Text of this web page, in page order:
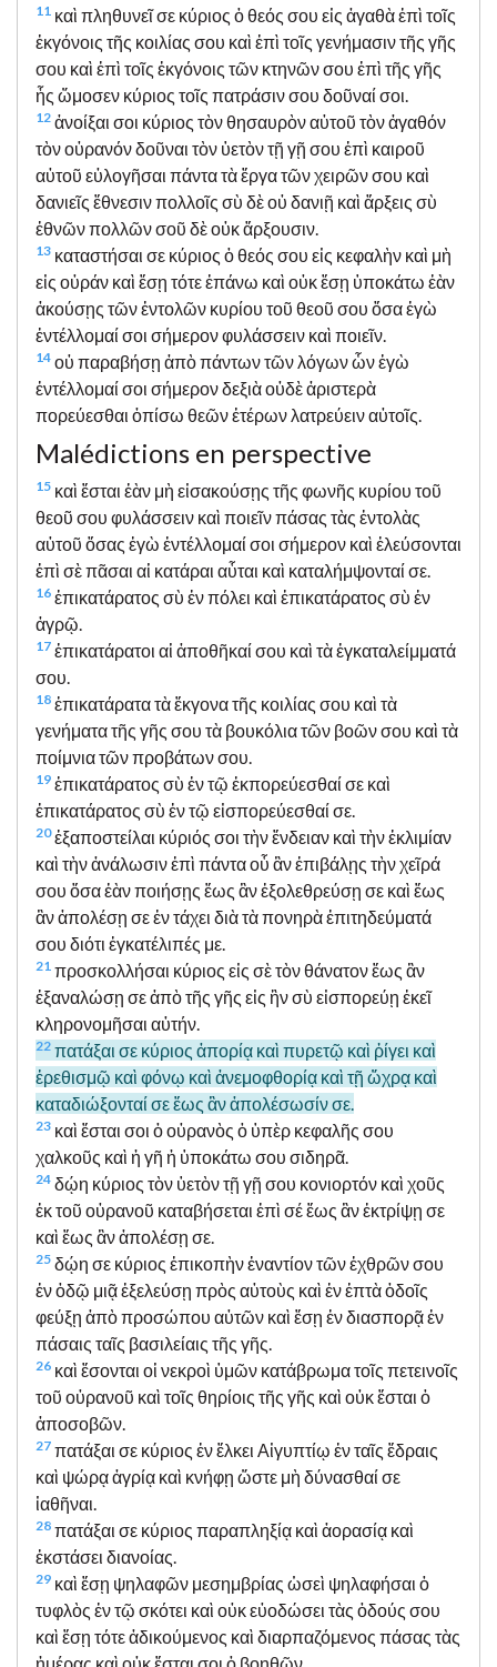
11 καὶ πληθυνεῖ σε κύριος ὁ θεός σου εἰς ἀγαθὰ ἐπὶ τοῖς
ἐκγόνοις τῆς κοιλίας σου καὶ ἐπὶ τοῖς γενήμασιν τῆς γῆς
σου καὶ ἐπὶ τοῖς ἐκγόνοις τῶν κτηνῶν σου ἐπὶ τῆς γῆς
ἧς ὤμοσεν κύριος τοῖς πατράσιν σου δοῦναί σοι.
12 ἀνοίξαι σοι κύριος τὸν θησαυρὸν αὐτοῦ τὸν ἀγαθόν
τὸν οὐρανόν δοῦναι τὸν ὑετὸν τῇ γῇ σου ἐπὶ καιροῦ
αὐτοῦ εὐλογῆσαι πάντα τὰ ἔργα τῶν χειρῶν σου καὶ
δανιεῖς ἔθνεσιν πολλοῖς σὺ δὲ οὐ δανιῇ καὶ ἄρξεις σὺ
ἐθνῶν πολλῶν σοῦ δὲ οὐκ ἄρξουσιν.
13 καταστήσαι σε κύριος ὁ θεός σου εἰς κεφαλὴν καὶ μὴ
εἰς οὐράν καὶ ἔσῃ τότε ἐπάνω καὶ οὐκ ἔσῃ ὑποκάτω ἐὰν
ἀκούσῃς τῶν ἐντολῶν κυρίου τοῦ θεοῦ σου ὅσα ἐγὼ
ἐντέλλομαί σοι σήμερον φυλάσσειν καὶ ποιεῖν.
14 οὐ παραβήσῃ ἀπὸ πάντων τῶν λόγων ὧν ἐγὼ
ἐντέλλομαί σοι σήμερον δεξιὰ οὐδὲ ἀριστερὰ
πορεύεσθαι ὀπίσω θεῶν ἑτέρων λατρεύειν αὐτοῖς.
Malédictions en perspective
15 καὶ ἔσται ἐὰν μὴ εἰσακούσῃς τῆς φωνῆς κυρίου τοῦ
θεοῦ σου φυλάσσειν καὶ ποιεῖν πάσας τὰς ἐντολὰς
αὐτοῦ ὅσας ἐγὼ ἐντέλλομαί σοι σήμερον καὶ ἐλεύσονται
ἐπὶ σὲ πᾶσαι αἱ κατάραι αὗται καὶ καταλήμψονταί σε.
16 ἐπικατάρατος σὺ ἐν πόλει καὶ ἐπικατάρατος σὺ ἐν
ἀγρῷ.
17 ἐπικατάρατοι αἱ ἀποθῆκαί σου καὶ τὰ ἐγκαταλείμματά
σου.
18 ἐπικατάρατα τὰ ἔκγονα τῆς κοιλίας σου καὶ τὰ
γενήματα τῆς γῆς σου τὰ βουκόλια τῶν βοῶν σου καὶ τὰ
ποίμνια τῶν προβάτων σου.
19 ἐπικατάρατος σὺ ἐν τῷ ἐκπορεύεσθαί σε καὶ
ἐπικατάρατος σὺ ἐν τῷ εἰσπορεύεσθαί σε.
20ἐξαποστείλαι κύριός σοι τὴν ἔνδειαν καὶ τὴν ἐκλιμίαν
καὶ τὴν ἀνάλωσιν ἐπὶ πάντα οὗ ἂν ἐπιβάλῃς τὴν χεῖρά
σου ὅσα ἐὰν ποιήσῃς ἕως ἂν ἐξολεθρεύσῃ σε καὶ ἕως
ἂν ἀπολέσῃ σε ἐν τάχει διὰ τὰ πονηρὰ ἐπιτηδεύματά
σου διότι ἐγκατέλιπές με.
21 προσκολλήσαι κύριος εἰς σὲ τὸν θάνατον ἕως ἂν
ἐξαναλώσῃ σε ἀπὸ τῆς γῆς εἰς ἣν σὺ εἰσπορεύῃ ἐκεῖ
κληρονομῆσαι αὐτήν.
22 πατάξαι σε κύριος ἀπορίᾳ καὶ πυρετῷ καὶ ῥίγει καὶ
ἐρεθισμῷ καὶ φόνῳ καὶ ἀνεμοφθορίᾳ καὶ τῇ ὤχρᾳ καὶ
καταδιώξονταί σε ἕως ἂν ἀπολέσωσίν σε.
23 καὶ ἔσται σοι ὁ οὐρανὸς ὁ ὑπὲρ κεφαλῆς σου
χαλκοῦς καὶ ἡ γῆ ἡ ὑποκάτω σου σιδηρᾶ.
24 δῴη κύριος τὸν ὑετὸν τῇ γῇ σου κονιορτόν καὶ χοῦς
ἐκ τοῦ οὐρανοῦ καταβήσεται ἐπὶ σέ ἕως ἂν ἐκτρίψῃ σε
καὶ ἕως ἂν ἀπολέσῃ σε.
25 δῴη σε κύριος ἐπικοπὴν ἐναντίον τῶν ἐχθρῶν σου
ἐν ὁδῷ μιᾷ ἐξελεύσῃ πρὸς αὐτοὺς καὶ ἐν ἑπτὰ ὁδοῖς
φεύξῃ ἀπὸ προσώπου αὐτῶν καὶ ἔσῃ ἐν διασπορᾷ ἐν
πάσαις ταῖς βασιλείαις τῆς γῆς.
26 καὶ ἔσονται οἱ νεκροὶ ὑμῶν κατάβρωμα τοῖς πετεινοῖς
τοῦ οὐρανοῦ καὶ τοῖς θηρίοις τῆς γῆς καὶ οὐκ ἔσται ὁ
ἀποσοβῶν.
27 πατάξαι σε κύριος ἐν ἕλκει Αἰγυπτίῳ ἐν ταῖς ἕδραις
καὶ ψώρᾳ ἀγρίᾳ καὶ κνήφῃ ὥστε μὴ δύνασθαί σε
ἰαθῆναι.
28 πατάξαι σε κύριος παραπληξίᾳ καὶ ἀορασίᾳ καὶ
ἐκστάσει διανοίας.
29 καὶ ἔσῃ ψηλαφῶν μεσημβρίας ὡσεὶ ψηλαφήσαι ὁ
τυφλὸς ἐν τῷ σκότει καὶ οὐκ εὐοδώσει τὰς ὁδούς σου
καὶ ἔσῃ τότε ἀδικούμενος καὶ διαρπαζόμενος πάσας τὰς
ἡμέρας καὶ οὐκ ἔσται σοι ὁ βοηθῶν.